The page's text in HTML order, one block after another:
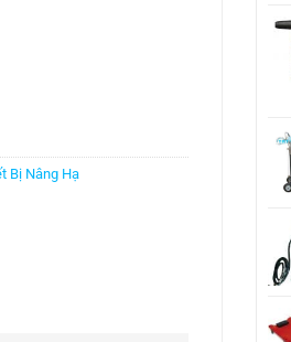
Bị Nâng Hạ